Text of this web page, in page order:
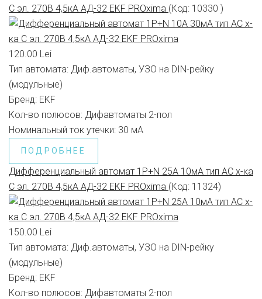
C эл. 270В 4,5кА АД-32 EKF PROxima (Код: 10330 )
120.00 Lei
Тип автомата: Диф.автоматы, УЗО на DIN-рейку
(модульные)
Бренд: EKF
Кол-во полюсов: Дифавтоматы 2-пол
Номинальный ток утечки: 30 мА
ПОДРОБНЕЕ
Дифференциальный автомат 1P+N 25А 10мА тип АС х-ка
C эл. 270В 4,5кА АД-32 EKF PROxima (Код: 11324)
150.00 Lei
Тип автомата: Диф.автоматы, УЗО на DIN-рейку
(модульные)
Бренд: EKF
Кол-во полюсов: Дифавтоматы 2-пол